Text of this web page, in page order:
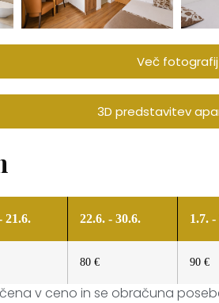
Več fotografij
3D predstavitev
21.6. 22.6. - 30.6. 1.7. -
80 € 90 €
v ceno in se obračuna